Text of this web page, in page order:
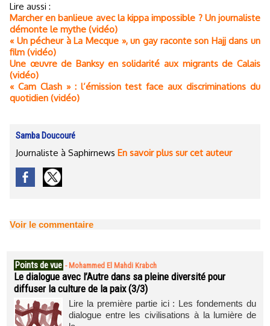
Lire aussi :
Marcher en banlieue avec la kippa impossible ? Un journaliste
démonte le mythe (vidéo)
« Un pécheur à La Mecque », un gay raconte son Hajj dans un
film (vidéo)
Une œuvre de Banksy en solidarité aux migrants de Calais
(vidéo)
« Cam Clash » : l’émission test face aux discriminations du
quotidien (vidéo)
Samba Doucouré
Journaliste à Saphirnews En savoir plus sur cet auteur
Voir le commentaire
Points de vue - Mohammed El Mahdi Krabch
Le dialogue avec l’Autre dans sa pleine diversité pour
diffuser la culture de la paix (3/3)
Lire la première partie ici : Les fondements du
dialogue entre les civilisations à la lumière de